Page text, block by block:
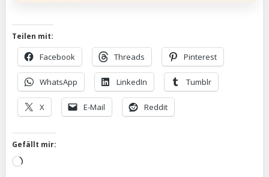
Teilen mit:
Facebook Threads Pinterest
WhatsApp LinkedIn Tumblr
X E-Mail Reddit
Gefällt mir:
Wird